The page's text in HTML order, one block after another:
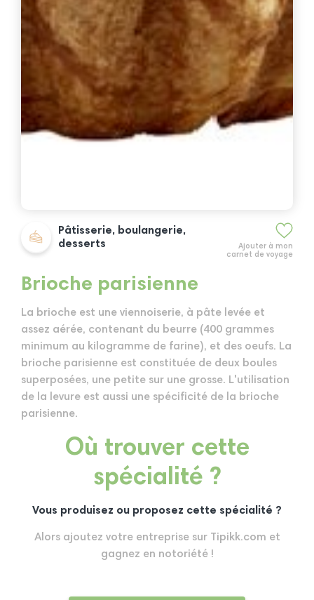
Ajouter à mon
carnet de voyage
Pâtisserie, boulangerie,
desserts
Brioche parisienne
La brioche est une viennoiserie, à pâte levée et
assez aérée, contenant du beurre (400 grammes
minimum au kilogramme de farine), et des oeufs. La
brioche parisienne est constituée de deux boules
superposées, une petite sur une grosse. L'utilisation
de la levure est aussi une spécificité de la brioche
parisienne.
Où trouver cette
spécialité ?
Vous produisez ou proposez cette spécialité ?
Alors ajoutez votre entreprise sur Tipikk.com et
gagnez en notoriété !